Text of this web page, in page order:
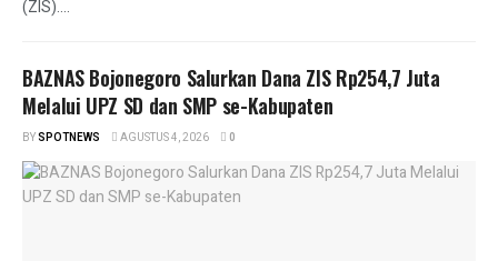
(ZIS)....
BAZNAS Bojonegoro Salurkan Dana ZIS Rp254,7 Juta
Melalui UPZ SD dan SMP se-Kabupaten
BYSPOTNEWS AGUSTUS 4, 2026 0